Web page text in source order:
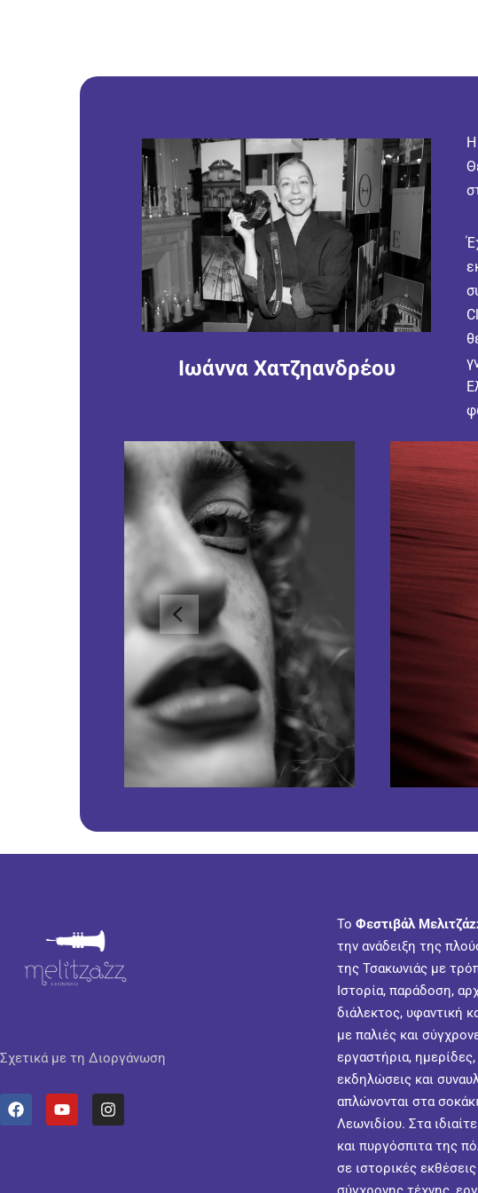
Ιωάννα Χατζηανδρέου
Σχετικά με τη Διοργάνωση
Το Φεστιβάλ
την ανάδειξη της
της Τσακωνιάς με
Ιστορία, παράδοση,
διάλεκτος, υφαντική
με παλιές και
εργαστήρια,
εκδηλώσεις και
απλώνονται στα
Λεωνιδίου. Στα
και πυργόσπιτα της
σε ιστορικές